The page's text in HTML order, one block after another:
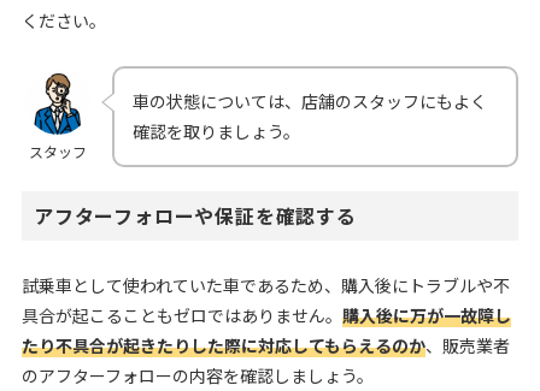
ください。
スタッフ
車の状態については、店舗のスタッフにもよく
確認を取りましょう。
アフターフォローや保証を確認する
試乗車として使われていた車であるため、購入後にトラブルや不
具合が起こることもゼロではありません。 購入後に万が一故障し
たり不具合が起きたりした際に対応してもらえるのか、販売業者
のアフターフォローの内容を確認しましょう。